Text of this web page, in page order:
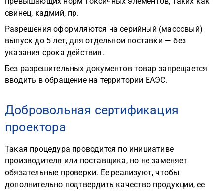
свинец, кадмий, пр.
Разрешения оформляются на серийный (массовый)
выпуск до 5 лет, для отдельной поставки — без
указания срока действия.
Без разрешительных документов товар запрещается
вводить в обращение на территории ЕАЭС.
Добровольная сертификация
проектора
Такая процедура проводится по инициативе
производителя или поставщика, но не заменяет
обязательные проверки. Ее реализуют, чтобы
дополнительно подтвердить качество продукции, ее